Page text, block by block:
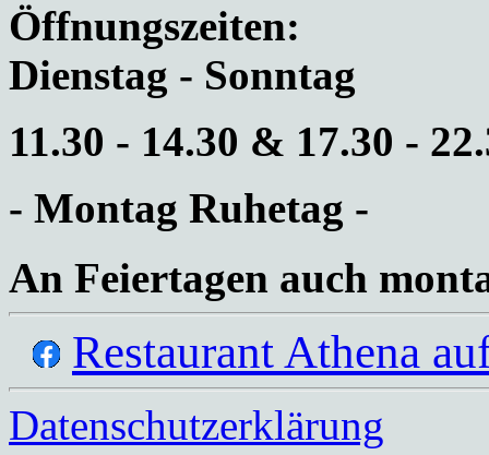
Öffnungszeiten:
Dienstag - Sonntag
11.30 - 14.30 & 17.30 -
- Montag Ruhetag -
An Feiertagen auch
Restaurant Athena
Datenschutzerklärung